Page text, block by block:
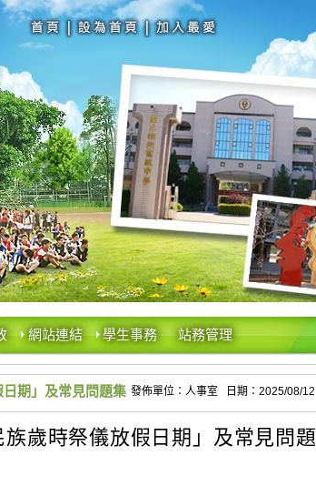
網站連結 學生事務 站務管理
期」及常見問題集 發佈單位：人事室 日期：2025/08/12
歲時祭儀放假日期」及常見問題